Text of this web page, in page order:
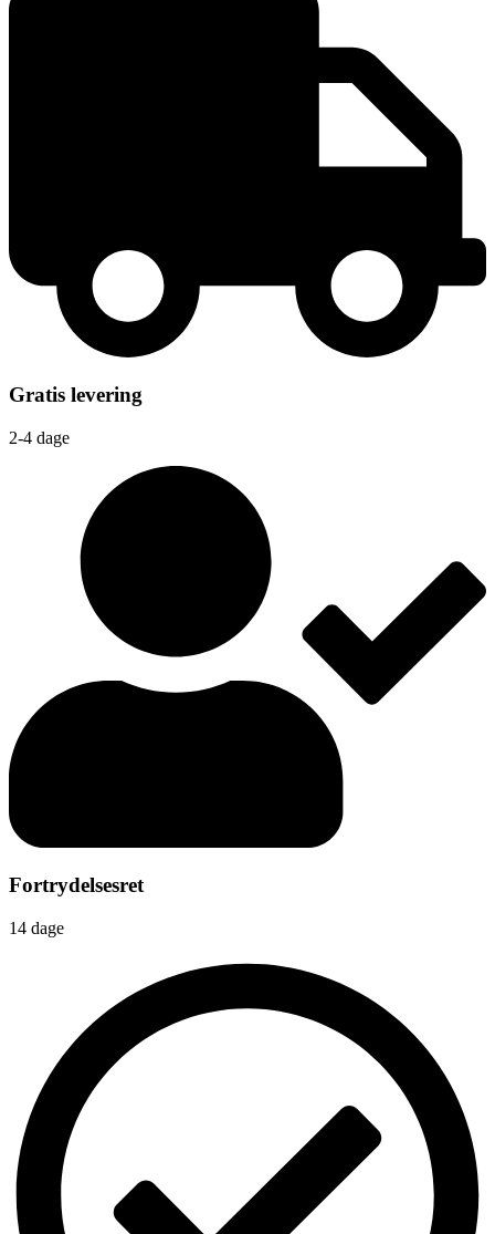
Gratis levering
2-4 dage
Fortrydelsesret
14 dage